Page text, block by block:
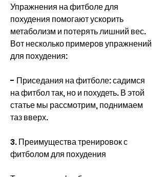
Упражнения на фитболе для
похудения помогают ускорить
метаболизм и потерять лишний вес.
Вот несколько примеров упражнений
для похудения:
- Приседания на фитболе: садимся
на фитбол так, но и похудеть. В этой
статье мы рассмотрим, поднимаем
таз вверх.
3. Преимущества тренировок с
фитболом для похудения